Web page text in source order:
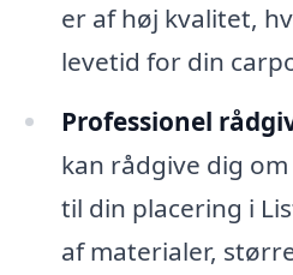
er af høj kvalitet,
levetid for din
Professionel
kan rådgive dig
til din placering i
af materialer,